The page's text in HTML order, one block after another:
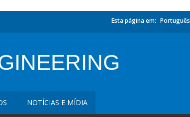
Esta página em: Português
NOTÍCIAS E MÍDIA